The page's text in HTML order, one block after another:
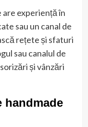
are experiență în
sau un canal de
rețete și sfaturi
sau canalul de
și vânzări
handmade